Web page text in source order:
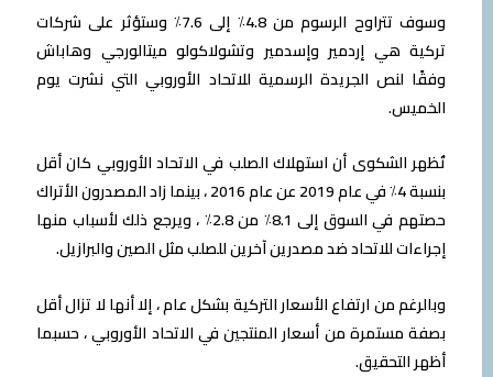
وسوف تتراوح الرسوم من 4.8٪ إلى 7.6٪ وستؤثر على شركات
تركية هي إردمير وإسدمير وتشولاكولو ميتالورجي وهاباش
وفقًا لنص الجريدة الرسمية للاتحاد الأوروبي التي نشرت يوم
الخميس.
تُظهر الشكوى أن استهلاك الصلب في الاتحاد الأوروبي كان أقل
بنسبة 4٪ في عام 2019 عن عام 2016 ، بينما زاد المصدرون الأتراك
حصتهم في السوق إلى 8.1٪ من 2.8٪ ، ويرجع ذلك لأسباب منها
إجراءات للاتحاد ضد مصدرين آخرين للصلب مثل الصين والبرازيل.
وبالرغم من ارتفاع الأسعار التركية بشكل عام ، إلا أنها لا تزال أقل
بصفة مستمرة من أسعار المنتجين في الاتحاد الأوروبي ، حسبما
أظهر التحقيق.